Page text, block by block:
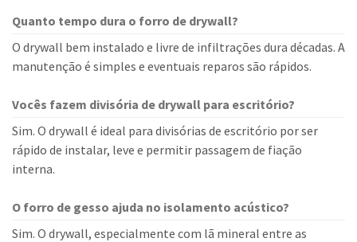
Quanto tempo dura o forro de drywall?
O drywall bem instalado e livre de infiltrações dura décadas. A
manutenção é simples e eventuais reparos são rápidos.
Vocês fazem divisória de drywall para escritório?
Sim. O drywall é ideal para divisórias de escritório por ser
rápido de instalar, leve e permitir passagem de fiação
interna.
O forro de gesso ajuda no isolamento acústico?
Sim. O drywall, especialmente com lã mineral entre as